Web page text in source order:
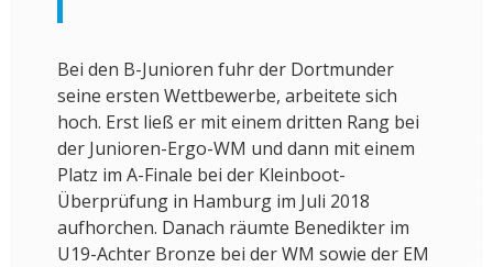
Bei den B-Junioren fuhr der Dortmunder
seine ersten Wettbewerbe, arbeitete sich
hoch. Erst ließ er mit einem dritten Rang bei
der Junioren-Ergo-WM und dann mit einem
Platz im A-Finale bei der Kleinboot-
Überprüfung in Hamburg im Juli 2018
aufhorchen. Danach räumte Benedikter im
U19-Achter Bronze bei der WM sowie der EM